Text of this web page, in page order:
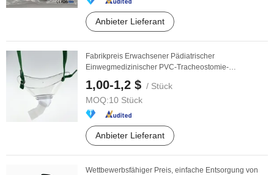
Anbieter Lieferant
Fabrikpreis Erwachsener Pädiatrischer
Einwegmedizinischer PVC-Tracheostomie-
Sauerstoffmaske
1,00-1,2 $ / Stück
MOQ:10 Stück
Anbieter Lieferant
Wettbewerbsfähiger Preis, einfache Entsorgung von